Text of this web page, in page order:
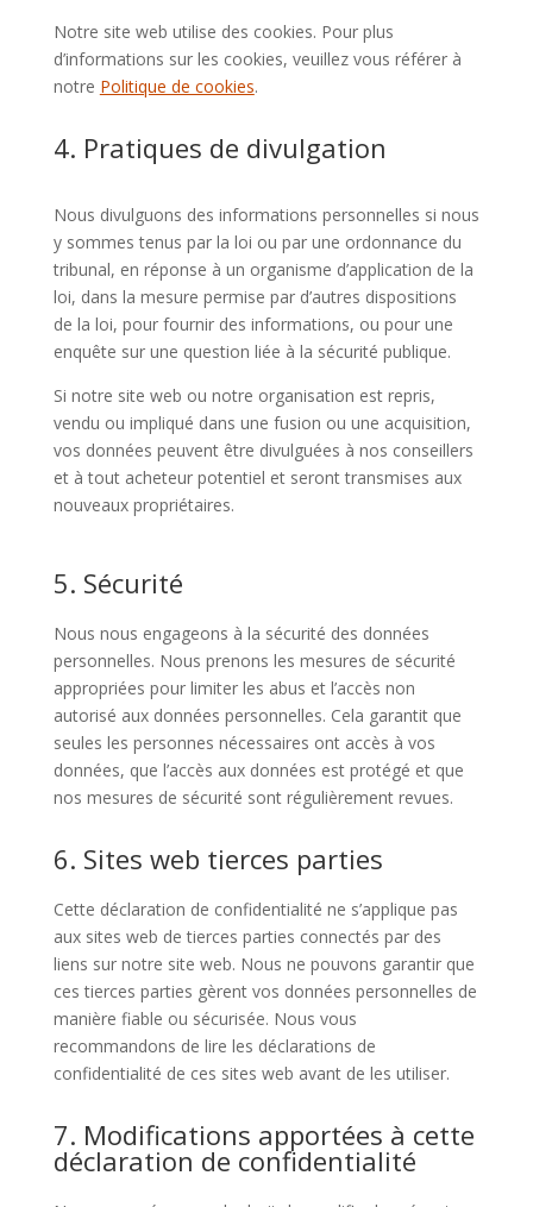
Notre site web utilise des cookies. Pour plus
d’informations sur les cookies, veuillez vous référer à
notre Politique de cookies.
4. Pratiques de divulgation
Nous divulguons des informations personnelles si nous
y sommes tenus par la loi ou par une ordonnance du
tribunal, en réponse à un organisme d’application de la
loi, dans la mesure permise par d’autres dispositions
de la loi, pour fournir des informations, ou pour une
enquête sur une question liée à la sécurité publique.
Si notre site web ou notre organisation est repris,
vendu ou impliqué dans une fusion ou une acquisition,
vos données peuvent être divulguées à nos conseillers
et à tout acheteur potentiel et seront transmises aux
nouveaux propriétaires.
5. Sécurité
Nous nous engageons à la sécurité des données
personnelles. Nous prenons les mesures de sécurité
appropriées pour limiter les abus et l’accès non
autorisé aux données personnelles. Cela garantit que
seules les personnes nécessaires ont accès à vos
données, que l’accès aux données est protégé et que
nos mesures de sécurité sont régulièrement revues.
6. Sites web tierces parties
Cette déclaration de confidentialité ne s’applique pas
aux sites web de tierces parties connectés par des
liens sur notre site web. Nous ne pouvons garantir que
ces tierces parties gèrent vos données personnelles de
manière fiable ou sécurisée. Nous vous
recommandons de lire les déclarations de
confidentialité de ces sites web avant de les utiliser.
7. Modifications apportées à cette
déclaration de confidentialité